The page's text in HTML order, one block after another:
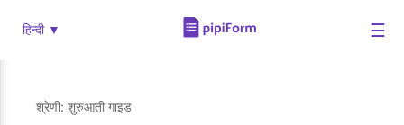
हिन्दी ▼ ☰
श्रेणी: शुरुआती गाइड